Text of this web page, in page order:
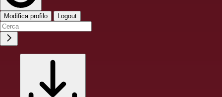
Modifica profilo Logout